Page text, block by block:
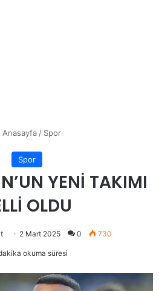
Anasayfa / Spor
Spor
YENİ TAKIMI
OLDU
2 Mart 2025 0 730
okuma süresi